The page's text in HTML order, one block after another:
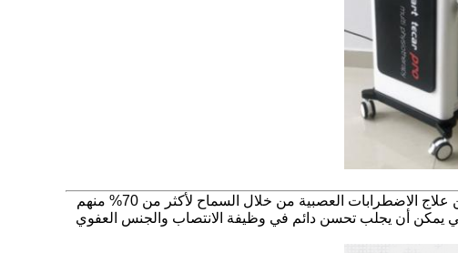
الاضطرابات العصبية
من خلال السماح لأكثر من 70% منهم
يمكن أن يجلب تحسن دائم في وظيفة الانتصاب والجنس العفوي